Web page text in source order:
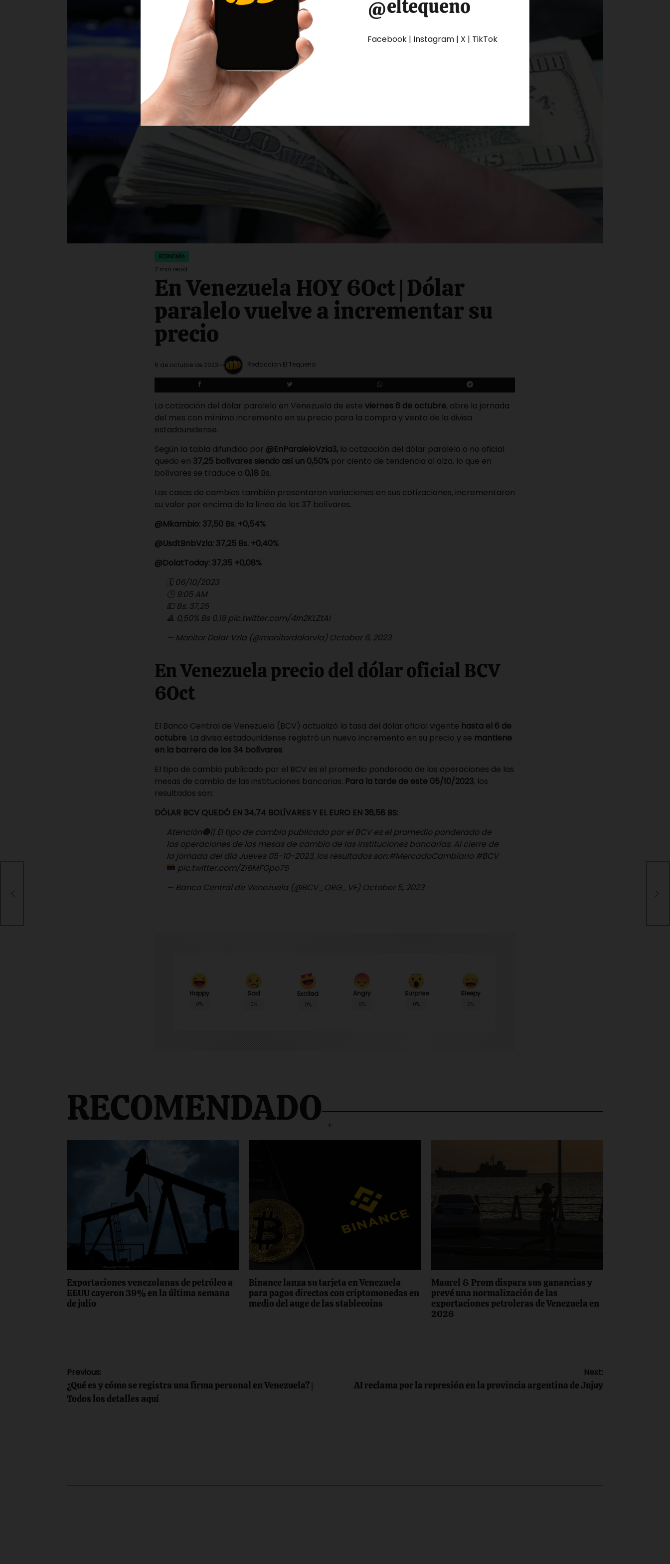
POSTED
IN
ECONOMÍA
Estimated
read
time
2 min read
En Venezuela HOY 6Oct | Dólar
paralelo vuelve a incrementar su
precio
6 de octubre de 2023 Redaccion El Tequeno
La cotización del dólar paralelo en Venezuela de este viernes 6 de octubre, abre la jornada
del mes con mínimo incremento en su precio para la compra y venta de la divisa
estadounidense.
Según la tabla difundida por @EnParaleloVzla3, la cotización del dólar paralelo o no oficial
quedo en 37,25 bolívares siendo así un 0,50% por ciento de tendencia al alza, lo que en
bolívares se traduce a 0,18 Bs.
Las casas de cambios también presentaron variaciones en sus cotizaciones, incrementaron
su valor por encima de la línea de los 37 bolívares.
@Mkambio: 37,50 Bs. +0,54%
@UsdtBnbVzla: 37,25 Bs. +0,40%
@DolatToday: 37,35 +0,08%
🗓 06/10/2023
🕒 9:05 AM
💵 Bs. 37,25
🔺 0,50% Bs 0,18pic.twitter.com/4In2KLZtAI
— Monitor Dolar Vzla (@monitordolarvla) October 6, 2023
En Venezuela precio del dólar oficial BCV
6Oct
El Banco Central de Venezuela (BCV) actualizó la tasa del dólar oficial vigente hasta el 6 de
octubre. La divisa estadounidense registró un nuevo incremento en su precio y se mantiene
en la barrera de los 34 bolívares.
El tipo de cambio publicado por el BCV es el promedio ponderado de las operaciones de las
mesas de cambio de las instituciones bancarias. Para la tarde de este 05/10/2023, los
resultados son:
DÓLAR BCV QUEDÓ EN 34,74 BOLÍVARES Y EL EURO EN 36,58 BS:
Atención🔵|| El tipo de cambio publicado por el BCV es el promedio ponderado de
las operaciones de las mesas de cambio de las instituciones bancarias. Al cierre de
la jornada del día Jueves 05-10-2023, los resultados son:#MercadoCambiario #BCV
pic.twitter.com/Zi6MFGpo75
— Banco Central de Venezuela (@BCV_ORG_VE) October 5, 2023
Happy
0%
Sad
0%
Excited
0%
Angry
0%
Surprise
0%
Sleepy
0%
RECOMENDADO
Exportaciones venezolanas de petróleo a
EEUU cayeron 39% en la última semana
de julio
Binance lanza su tarjeta en Venezuela
para pagos directos con criptomonedas en
medio del auge de las stablecoins
Maurel & Prom dispara sus ganancias y
prevé una normalización de las
exportaciones petroleras de Venezuela en
2026
|
la
Navegación
de
Previous:
¿Qué es y cómo se registra una firma personal en Venezuela? |
Todos los detalles aquí
Next:
AI reclama por la represión en la provincia argentina de Jujuy
@eltequeno
Facebook | Instagram | X | TikTok